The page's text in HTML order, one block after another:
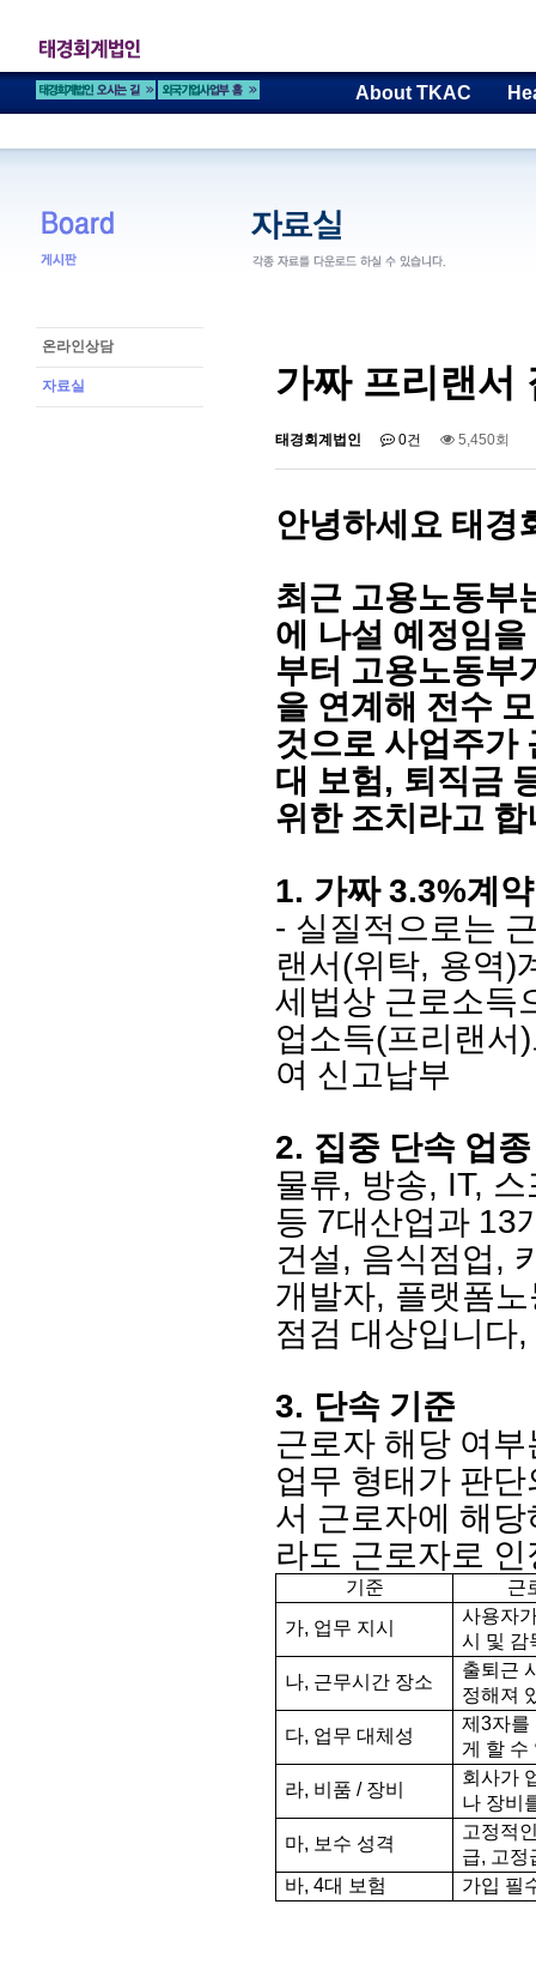
About TKAC
온라인상담
자료실 가짜 프리랜서
태경회계법인 0건 5,450회
안녕하세요 태경
최근 고용노동부
에 나설 예정임
부터 고용노동부
을 연계해 전수
것으로 사업주가
대 보험, 퇴직금
위한 조치라고 합
1. 가짜3.3%계약
- 실질적으로는
랜서(위탁, 용역)
세법상 근로소득
업소득(프리랜서)
여 신고납부
2. 집중 단속 업
물류, 방송, IT, 스
등 7대산업과 13
건설, 음식점업,
개발자, 플랫폼
점검 대상입니다,
3. 단속 기준
근로자 해당 여
업무 형태가 판
서 근로자에 해
라도 근로자로
기준
근
가, 업무 지시
사용자
시 및 감
나, 근무시간 장소
출퇴근
정해져
다, 업무 대체성
제 3자를
게 할 수
라, 비품 / 장비
회사가
나 장비
마, 보수 성격
고정적
급, 고정
바, 4대 보험 가입 필